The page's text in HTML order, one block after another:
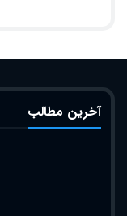
آخرین مطالب